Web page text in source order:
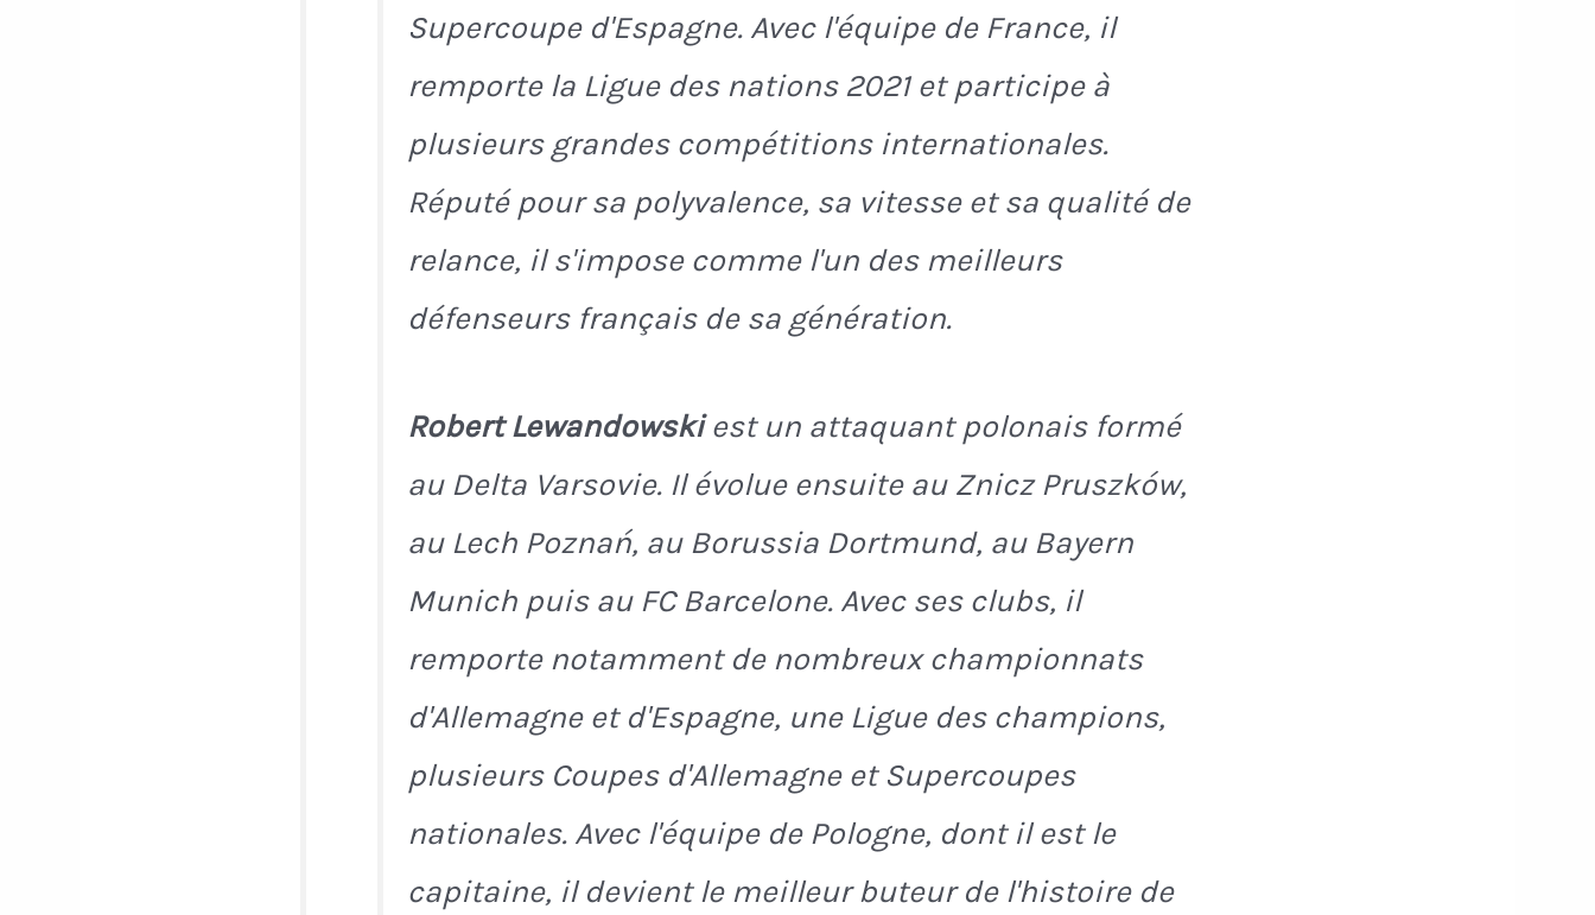
Supercoupe d'Espagne. Avec l'équipe de France, il
remporte la Ligue des nations 2021 et participe à
plusieurs grandes compétitions internationales.
Réputé pour sa polyvalence, sa vitesse et sa qualité de
relance, il s'impose comme l'un des meilleurs
défenseurs français de sa génération.
Robert Lewandowskiest un attaquant polonais formé
au Delta Varsovie. Il évolue ensuite au Znicz Pruszków,
au Lech Poznań, au Borussia Dortmund, au Bayern
Munich puis au FC Barcelone. Avec ses clubs, il
remporte notamment de nombreux championnats
d'Allemagne et d'Espagne, une Ligue des champions,
plusieurs Coupes d'Allemagne et Supercoupes
nationales. Avec l'équipe de Pologne, dont il est le
capitaine, il devient le meilleur buteur de l'histoire de